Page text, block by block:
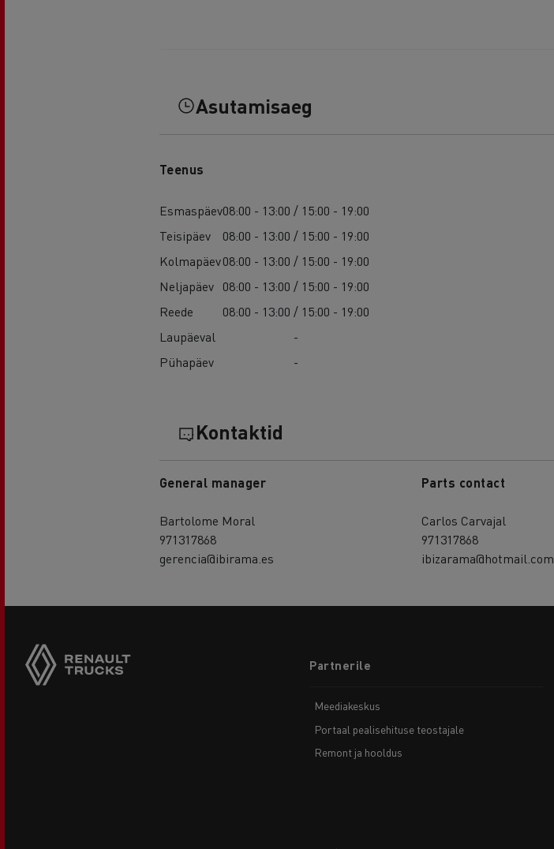
Asutamisaeg
Teenus
Esmaspäev08:00 - 13:00 / 15:00 - 19:00
Teisipäev
08:00 - 13:00 / 15:00 - 19:00
Kolmapäev08:00 - 13:00 / 15:00 - 19:00
Neljapäev 08:00 - 13:00 / 15:00 - 19:00
Reede
08:00 - 13:00 / 15:00 - 19:00
Laupäeval
-
Pühapäev
-
Kontaktid
General manager
Bartolome Moral
971317868
gerencia@ibirama.es
Parts contact
Carlos Carvajal
971317868
ibizarama@hotmail.com
menuPartnerile
Meediakeskus
Portaal pealisehituse teostajale
Remont ja hooldus